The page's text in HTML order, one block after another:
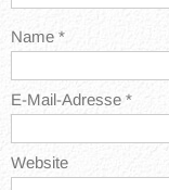
Name *
E-Mail-Adresse *
Website